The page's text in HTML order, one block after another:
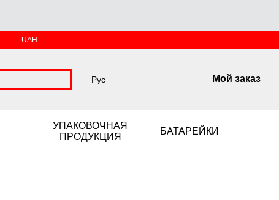
UAH
Рус Мой заказ
УПАКОВОЧНАЯ
ПРОДУКЦИЯ
БАТАРЕЙКИ